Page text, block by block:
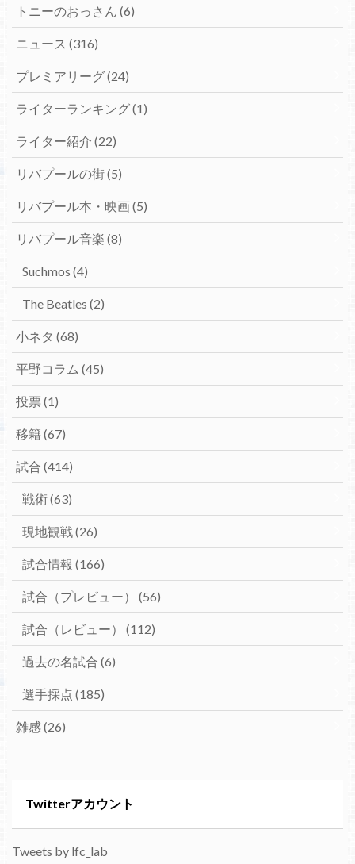
トニーのおっさん (6)
ニュース (316)
プレミアリーグ(24)
ライターランキング(1)
ライター紹介 (22)
リバプールの街(5)
リバプール本・映画(5)
リバプール音楽 (8)
Suchmos (4)
The Beatles (2)
小ネタ (68)
平野コラム (45)
投票 (1)
移籍(67)
試合 (414)
戦術(63)
現地観戦 (26)
試合情報 (166)
試合（プレビュー） (56)
試合（レビュー） (112)
過去の名試合 (6)
選手採点 (185)
雑感(26)
Twitterアカウント
Tweets by lfc_lab